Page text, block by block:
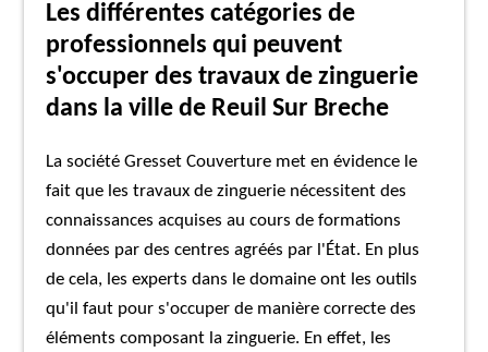
Les différentes catégories de
professionnels qui peuvent
s'occuper des travaux de zinguerie
dans la ville de Reuil Sur Breche
La société Gresset Couverture met en évidence le
fait que les travaux de zinguerie nécessitent des
connaissances acquises au cours de formations
données par des centres agréés par l'État. En plus
de cela, les experts dans le domaine ont les outils
qu'il faut pour s'occuper de manière correcte des
éléments composant la zinguerie. En effet, les